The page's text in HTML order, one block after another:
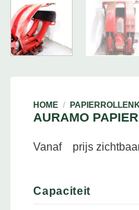
HOME /
AURAMO
Vanaf prijs
Capaciteit